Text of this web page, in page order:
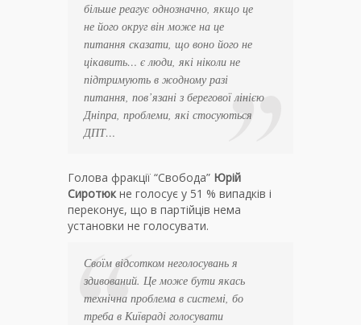
більше реагує однозначно, якщо це
не його округ він може на це
питання сказати, що воно його не
цікавить… є люди, які ніколи не
підтримують в жодному разі
питання, пов’язані з берегової лінією
Дніпра, проблеми, які стосуються
ДПТ…
Голова фракції “Свобода” Юрій
Сиротюкне голосує у 51 % випадків і
переконує, що в партійців нема
установки не голосувати.
Своїм відсотком неголосувань я
здивований. Це може бути якась
технічна проблема в системі, бо
треба в Київраді голосувати